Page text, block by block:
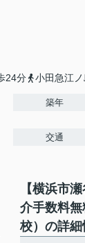
24分 小田急江
築年
交通
【横浜市
介手数料
校）の詳細